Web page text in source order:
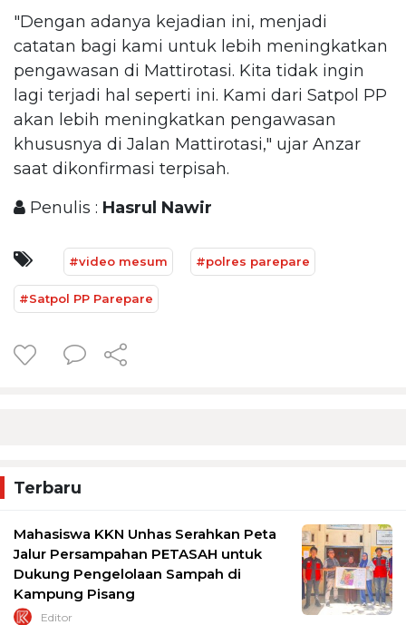
"Dengan adanya kejadian ini, menjadi
catatan bagi kami untuk lebih meningkatkan
pengawasan di Mattirotasi. Kita tidak ingin
lagi terjadi hal seperti ini. Kami dari Satpol PP
akan lebih meningkatkan pengawasan
khususnya di Jalan Mattirotasi," ujar Anzar
saat dikonfirmasi terpisah.
Penulis : Hasrul Nawir
#video mesum #polres parepare
#Satpol PP Parepare
Terbaru
Mahasiswa KKN Unhas Serahkan Peta
Jalur Persampahan PETASAH untuk
Dukung Pengelolaan Sampah di
Kampung Pisang
Editor